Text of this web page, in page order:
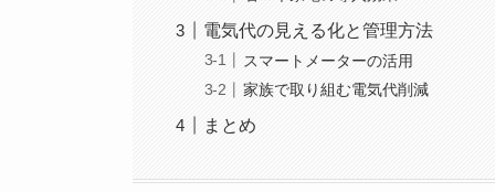
電気代の見える化と管理方法
スマートメーターの活用
家族で取り組む電気代削減
まとめ